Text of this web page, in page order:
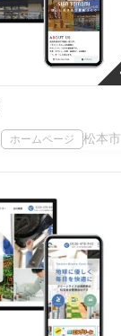
ホームページ 松本市